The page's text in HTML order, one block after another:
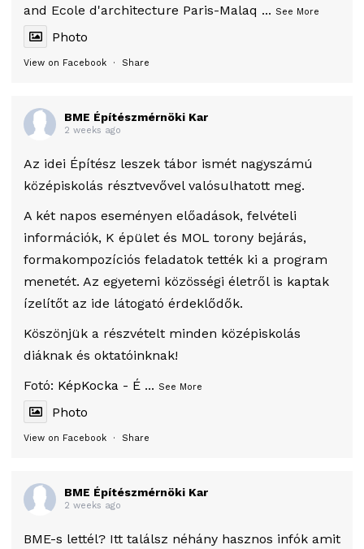
and Ecole d'architecture Paris-Malaq ... See More
Photo
View on Facebook · Share
BME Építészmérnöki Kar
2 weeks ago
Az idei Építész leszek tábor ismét nagyszámú
középiskolás résztvevővel valósulhatott meg.
A két napos eseményen előadások, felvételi
információk, K épület és MOL torony bejárás,
formakompozíciós feladatok tették ki a program
menetét. Az egyetemi közösségi életről is kaptak
ízelítőt az ide látogató érdeklődők.
Köszönjük a részvételt minden középiskolás
diáknak és oktatóinknak!
Fotó: KépKocka - É ... See More
Photo
View on Facebook · Share
BME Építészmérnöki Kar
2 weeks ago
BME-s lettél? Itt találsz néhány hasznos infók amit